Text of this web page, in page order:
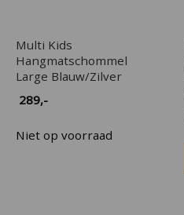
Multi Kids
Hangmatschommel
Large Blauw/Zilver
289,-
Niet op voorraad